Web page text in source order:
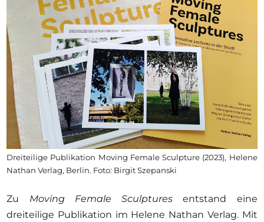
Dreiteilige Publikation Moving Female Sculpture (2023), Helene
Nathan Verlag, Berlin. Foto: Birgit Szepanski
Zu Moving Female Sculpturesentstand eine
dreiteilige Publikation im Helene Nathan Verlag. Mit